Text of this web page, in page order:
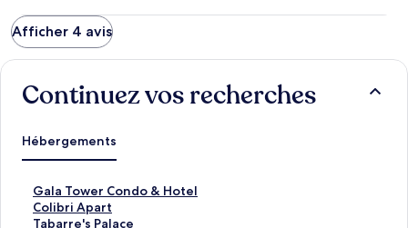
any standards, and there is plenty of closet space for a longer
visitor. Hotel manager Jihane Sada and her accomplished, kind
family were wonderfully accommodating and lovely to talk with
needed; that said, the hotel offers a great deal of privacy and
discretion (it would actually be a great spot to stay for a
Breakfast on the outdoor patio, prepared by Liliane Sada,
includes fresh-squeezed juices from fruit grown on the
the chance to see colorful birds bathing themselves. The
dinners are also excellent and made from local, fresh produce
(cucumbers from the mountains!) Other great things include
Afficher 4 avis
Continuez vos recherches
Hébergements
Gala Tower Condo & Hotel
L
i
e
Colibri Apart
L
iTabarre's Palace
L